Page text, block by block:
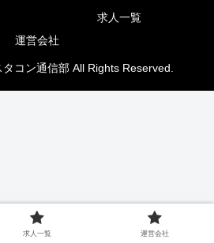
求人一覧
運営会社
コン通信部 All Rights Reserved.
求人一覧 運営会社